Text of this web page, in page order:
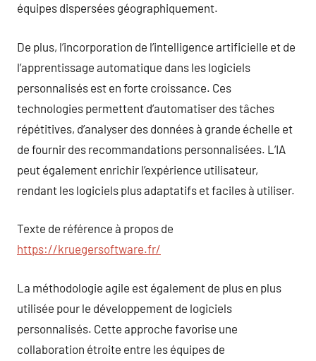
équipes dispersées géographiquement.
De plus, l’incorporation de l’intelligence artificielle et de
l’apprentissage automatique dans les logiciels
personnalisés est en forte croissance. Ces
technologies permettent d’automatiser des tâches
répétitives, d’analyser des données à grande échelle et
de fournir des recommandations personnalisées. L’IA
peut également enrichir l’expérience utilisateur,
rendant les logiciels plus adaptatifs et faciles à utiliser.
Texte de référence à propos de
https://kruegersoftware.fr/
La méthodologie agile est également de plus en plus
utilisée pour le développement de logiciels
personnalisés. Cette approche favorise une
collaboration étroite entre les équipes de